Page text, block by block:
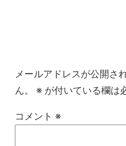
メールアドレスが公開さ
ん。
※ が付いている欄は
コメント ※